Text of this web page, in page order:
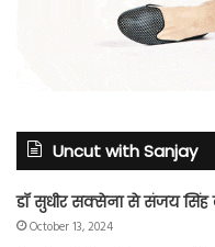
Uncut with Sanjay
डॉ सुधीर सक्सेना से संजय सिंह
October 13, 2024